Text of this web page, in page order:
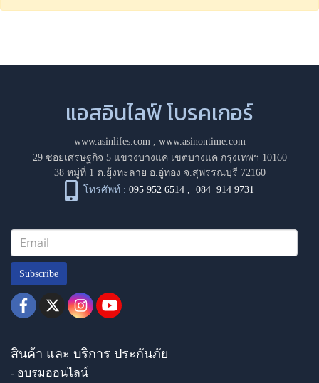
แอสอินไลฟ์ โบรคเกอร์
www.asinlifes.com, www.asinontime.com
29 ซอยเศรษฐกิจ 5 แขวงบางแค เขตบางแค กรุงเทพฯ 10160
38 หมู่ที่ 1 ต.ยุ้งทะลาย อ.อู่ทอง จ.สุพรรณบุรี 72160
โทรศัพท์ : 095 952 6514 ,084 914 9731
Subscribe
สินค้า และ บริการ ประกันภัย
- อบรมออนไลน์